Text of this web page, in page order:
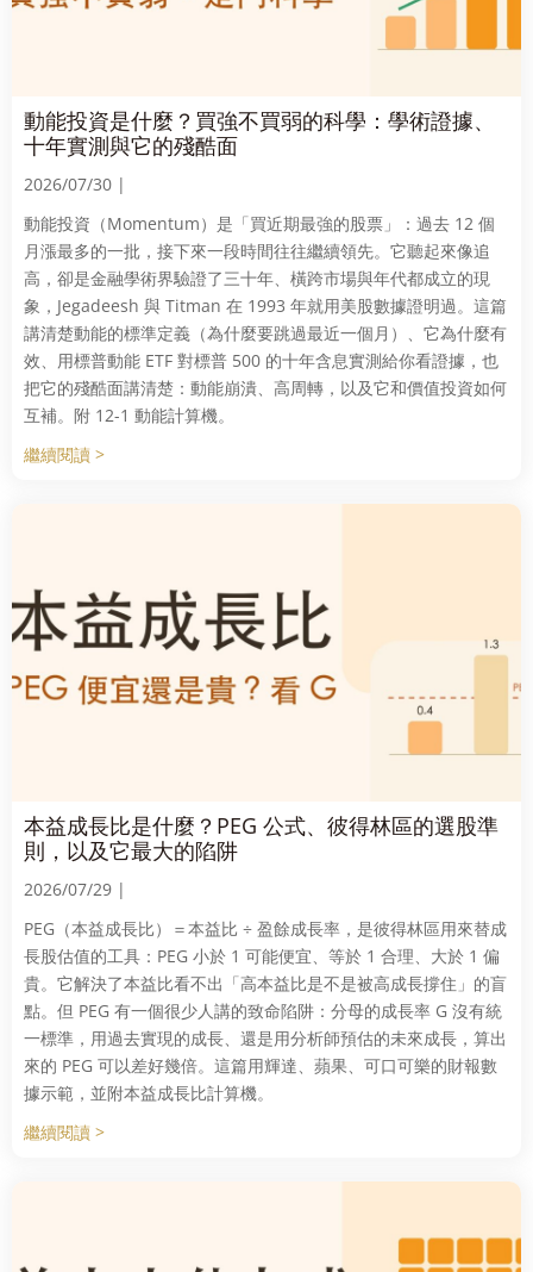
動能投資是什麼？買強不買弱的科學：學術證據、
十年實測與它的殘酷面
2026/07/30 |
動能投資（Momentum）是「買近期最強的股票」：過去 12 個
月漲最多的一批，接下來一段時間往往繼續領先。它聽起來像追
高，卻是金融學術界驗證了三十年、橫跨市場與年代都成立的現
象，Jegadeesh 與 Titman 在 1993 年就用美股數據證明過。這篇
講清楚動能的標準定義（為什麼要跳過最近一個月）、它為什麼有
效、用標普動能 ETF 對標普 500 的十年含息實測給你看證據，也
把它的殘酷面講清楚：動能崩潰、高周轉，以及它和價值投資如何
互補。附 12-1 動能計算機。
繼續閱讀 >
本益成長比是什麼？PEG 公式、彼得林區的選股準
則，以及它最大的陷阱
2026/07/29 |
PEG（本益成長比）＝本益比 ÷ 盈餘成長率，是彼得林區用來替成
長股估值的工具：PEG 小於 1 可能便宜、等於 1 合理、大於 1 偏
貴。它解決了本益比看不出「高本益比是不是被高成長撐住」的盲
點。但 PEG 有一個很少人講的致命陷阱：分母的成長率 G 沒有統
一標準，用過去實現的成長、還是用分析師預估的未來成長，算出
來的 PEG 可以差好幾倍。這篇用輝達、蘋果、可口可樂的財報數
據示範，並附本益成長比計算機。
繼續閱讀 >